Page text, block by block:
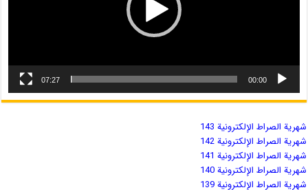
00:00
07:27
شهریة الصراط الإلكترونية 143
شهریة الصراط الإلكترونية 142
شهریة الصراط الإلكترونية 141
شهریة الصراط الإلكترونية 140
شهریة الصراط الإلكترونية 139